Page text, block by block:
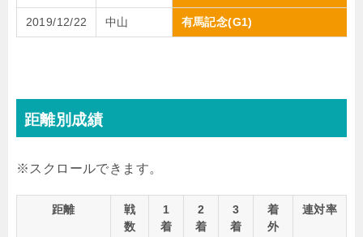
2019/12/22 中山 有馬記念(G1)
距離別成績
距離
戦
数
1
着
2
着
3
着
着
外
連対率